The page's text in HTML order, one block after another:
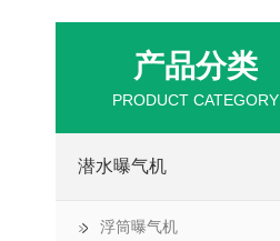
产品分类
PRODUCT CATEGORY
潜水曝气机
浮筒曝气机